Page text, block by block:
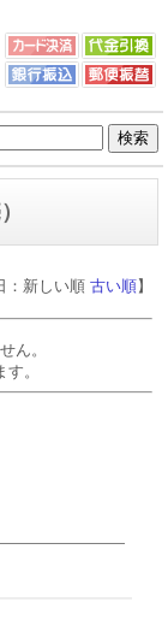
：新しい順古い順】
ん。
。